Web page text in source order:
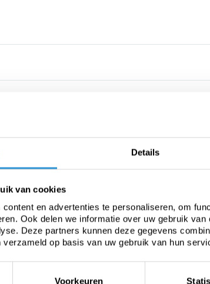
Details
van cookies
en advertenties te personaliseren, om
Ook delen we informatie over uw gebruik
Deze partners kunnen deze gegevens
op basis van uw gebruik van hun
Voorkeuren